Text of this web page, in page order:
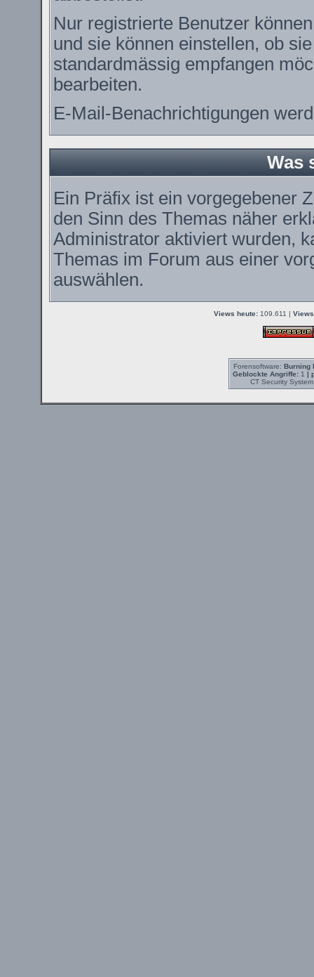
Nur registrierte Benutzer
und sie können einstellen, ob
standardmässig empfangen
bearbeiten.
E-Mail-Benachrichtigungen
Was
Ein Präfix ist ein vorgegebener
den Sinn des Themas näher
Administrator aktiviert wurden,
Themas im Forum aus einer
auswählen.
Views heute:109.611 |
Forensoftware: Burning
Geblockte Angriffe:1 |
CT Security